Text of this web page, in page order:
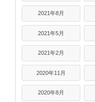
2021年8月
2021年5月
2021年2月
2020年11月
2020年8月